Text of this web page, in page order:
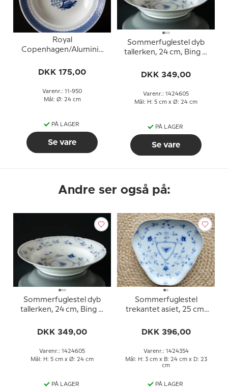
Royal
Copenhagen/Aluminia
tallerken 24cm, nr. 950
DKK 175,00
Varenr.: 11-950
Mål: Ø: 24 cm
PÅ LAGER
Se vare
Sommerfuglestel dyb
tallerken, 24 cm, Bing &
DKK 349,00
Varenr.: 1424605
Mål: H: 5 cm x Ø: 24 cm
PÅ LAGER
Se vare
Andre ser også på:
Sommerfuglestel dyb
tallerken, 24 cm, Bing &
DKK 349,00
Varenr.: 1424605
Mål: H: 5 cm x Ø: 24 cm
PÅ LAGER
Sommerfuglestel
trekantet asiet, 25 cm,
eller 354
DKK 396,00
Varenr.: 1424354
Mål: H: 3 cm x B: 24 cm x D: 23
cm
PÅ LAGER